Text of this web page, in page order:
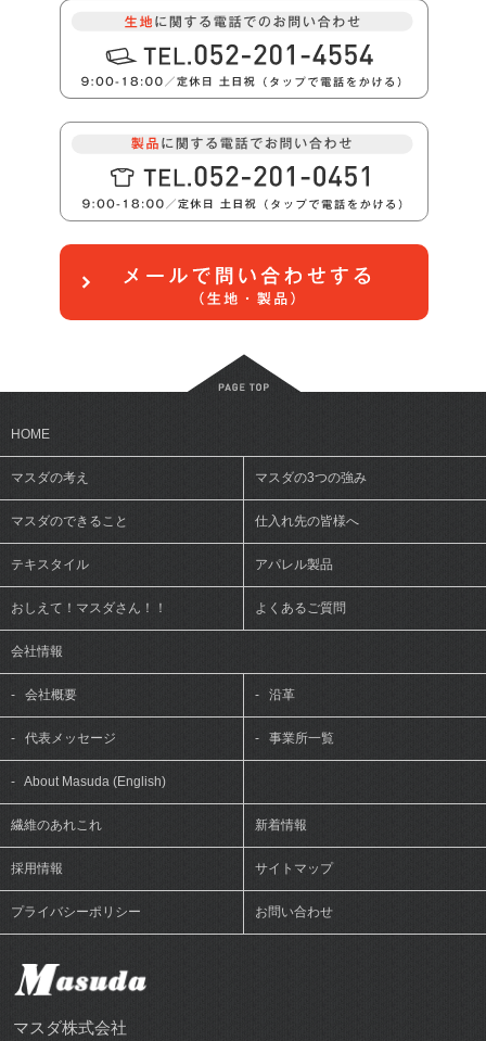
HOME
マスダの考え マスダの3つの強み
マスダのできること 仕入れ先の皆様へ
テキスタイル アパレル製品
おしえて！マスダさん！！ よくあるご質問
会社情報
- 会社概要 - 沿革
- 代表メッセージ - 事業所一覧
- About Masuda (English)
繊維のあれこれ 新着情報
採用情報 サイトマップ
プライバシーポリシー お問い合わせ
マスダ株式会社